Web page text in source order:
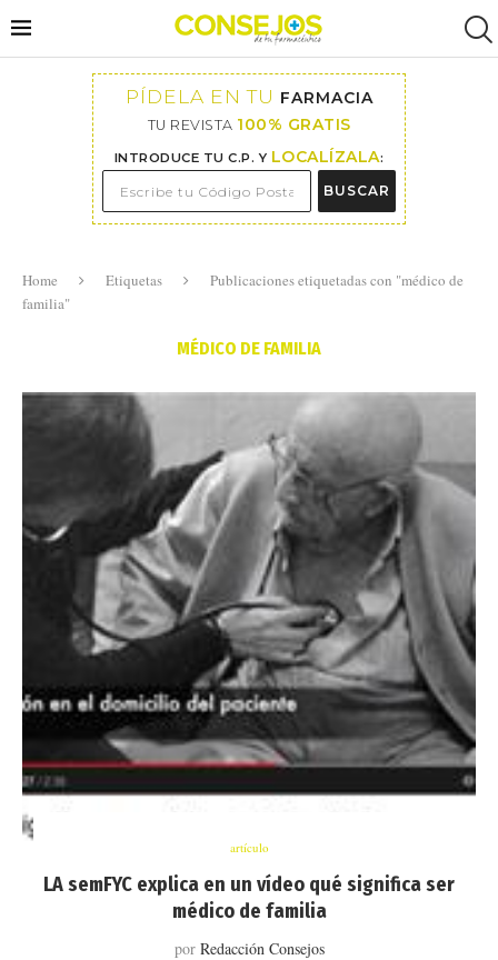
PÍDELA EN TU FARMACIA
TU REVISTA 100% GRATIS
INTRODUCE TU C.P. Y LOCALÍZALA:
BUSCAR
Home Etiquetas
Publicaciones etiquetadas con "médico de
familia"
MÉDICO DE FAMILIA
artículo
LA semFYC explica en un vídeo qué significa ser
médico de familia
por Redacción Consejos